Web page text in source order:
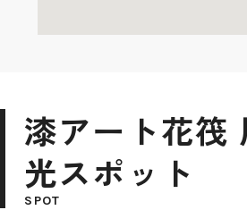
漆アート花筏
光スポット
SPOT